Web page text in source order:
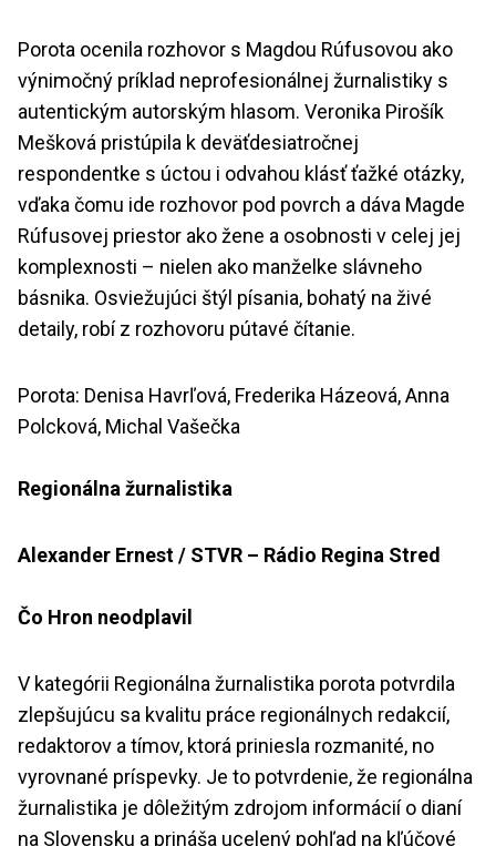
Porota ocenila rozhovor s Magdou Rúfusovou ako
výnimočný príklad neprofesionálnej žurnalistiky s
autentickým autorským hlasom. Veronika Pirošík
Mešková pristúpila k deväťdesiatročnej
respondentke s úctou i odvahou klásť ťažké otázky,
vďaka čomu ide rozhovor pod povrch a dáva Magde
Rúfusovej priestor ako žene a osobnosti v celej jej
komplexnosti – nielen ako manželke slávneho
básnika. Osviežujúci štýl písania, bohatý na živé
detaily, robí z rozhovoru pútavé čítanie.
Porota: Denisa Havrľová, Frederika Házeová, Anna
Polcková, Michal Vašečka
Regionálna žurnalistika
Alexander Ernest / STVR – Rádio Regina Stred
Čo Hron neodplavil
V kategórii Regionálna žurnalistika porota potvrdila
zlepšujúcu sa kvalitu práce regionálnych redakcií,
redaktorov a tímov, ktorá priniesla rozmanité, no
vyrovnané príspevky. Je to potvrdenie, že regionálna
žurnalistika je dôležitým zdrojom informácií o dianí
na Slovensku a prináša ucelený pohľad na kľúčové